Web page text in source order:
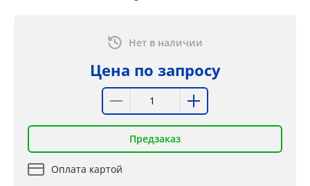
Нет в наличии
Цена по запросу
Предзаказ
Оплата картой